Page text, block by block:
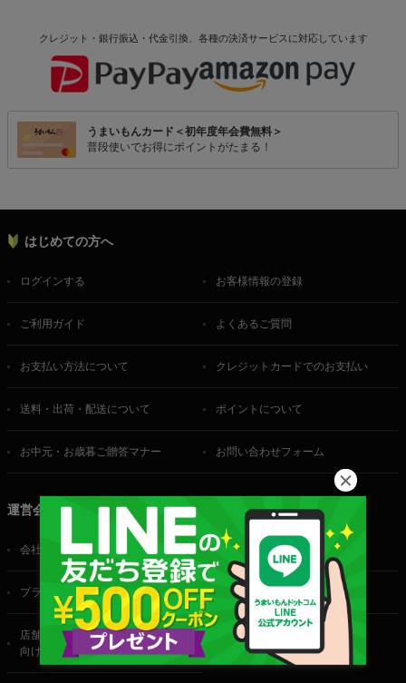
クレジット・銀行振込・代金引換、各種の決済サービスに対応しています
うまいもんカード＜初年度年会費無料＞
普段使いでお得にポイントがたまる！
はじめての方へ
ログインする お客様情報の登録
ご利用ガイド よくあるご質問
お支払い方法について クレジットカードでのお支払い
送料・出荷・配送について ポイントについて
お中元・お歳暮ご贈答マナー お問い合わせフォーム
運営会社
会社概要 ご利用規約
プライバシーポリシー 特定商取引法に基づく表記
店舗・法人・生産者様
向けのお問い合わせ